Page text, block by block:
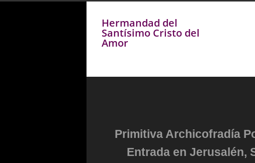
Hermandad del
Santísimo Cristo del
Amor
Primitiva Archicofradía
Entrada en Jerusalén,